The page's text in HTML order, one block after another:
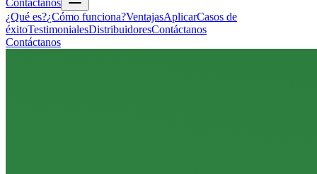
Contáctanos
¿Qué es?¿Cómo funciona?VentajasAplicarCasos de
éxitoTestimonialesDistribuidoresContáctanos
Contáctanos